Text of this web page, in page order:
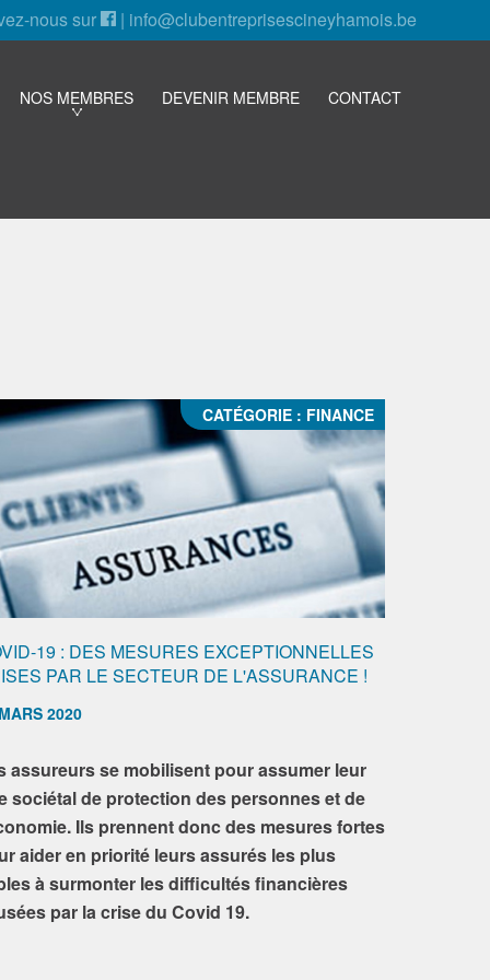
nous sur | info@clubentreprisescineyhamois.be
NOS MEMBRES DEVENIR MEMBRE CONTACT
19 : DES MESURES EXCEPTIONNELLES
PAR LE SECTEUR DE L'ASSURANCE !
2020
assureurs se mobilisent pour assumer leur
sociétal de protection des personnes et de
Ils prennent donc des mesures fortes
aider en priorité leurs assurés les plus
à surmonter les difficultés financières
par la crise du Covid 19.
CATÉGORIE : FINANCE